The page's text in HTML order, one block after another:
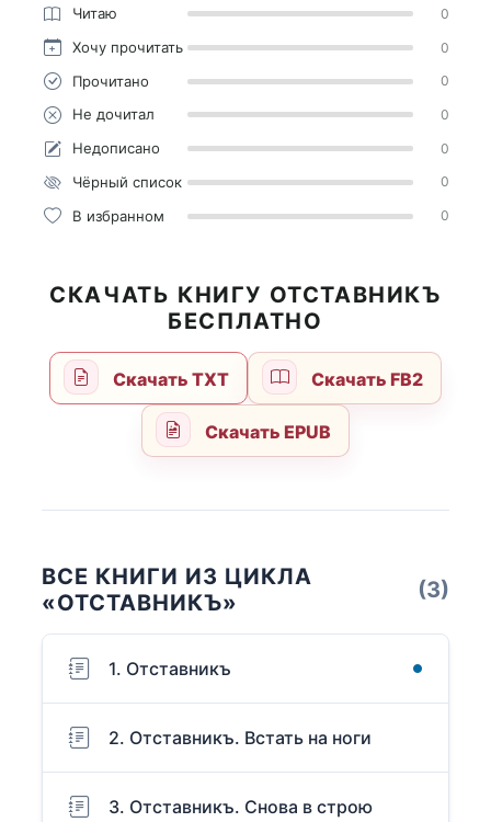
Читаю 0
Хочу прочитать 0
Прочитано 0
Не дочитал 0
Недописано 0
Чёрный список 0
В избранном 0
СКАЧАТЬ КНИГУ ОТСТАВНИКЪ
БЕСПЛАТНО
Скачать TXT Скачать FB2
Скачать EPUB
ВСЕ КНИГИ ИЗ ЦИКЛА
«ОТСТАВНИКЪ»
(3)
1. Отставникъ
2. Отставникъ. Встать на ноги
3. Отставникъ. Снова в строю